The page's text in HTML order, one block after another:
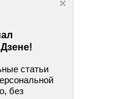
статьи
без